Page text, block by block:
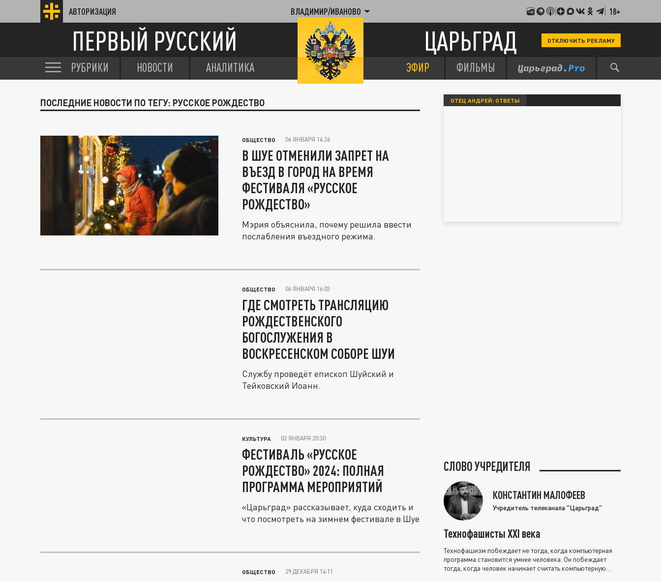
АВТОРИЗАЦИЯ ВЛАДИМИР/ИВАНОВО 18+
ПЕРВЫЙ РУССКИЙ ЦАРЬГРАД ОТКЛЮЧИТЬ РЕКЛАМУ
РУБРИКИ НОВОСТИ АНАЛИТИКА ЭФИР ФИЛЬМЫ
ПОСЛЕДНИЕ НОВОСТИ ПО ТЕГУ: РУССКОЕ РОЖДЕСТВО
ОБЩЕСТВО 06 ЯНВАРЯ 14:26
В ШУЕ ОТМЕНИЛИ ЗАПРЕТ НА
ВЪЕЗД В ГОРОД НА ВРЕМЯ
ФЕСТИВАЛЯ «РУССКОЕ
РОЖДЕСТВО»
Мэрия объяснила, почему решила ввести
послабления въездного режима.
ОБЩЕСТВО 06 ЯНВАРЯ 16:03
ГДЕ СМОТРЕТЬ ТРАНСЛЯЦИЮ
РОЖДЕСТВЕНСКОГО
БОГОСЛУЖЕНИЯ В
ВОСКРЕСЕНСКОМ СОБОРЕ ШУИ
Службу проведёт епископ Шуйский и
Тейковский Иоанн.
КУЛЬТУРА 02 ЯНВАРЯ 20:30
ФЕСТИВАЛЬ «РУССКОЕ
РОЖДЕСТВО» 2024: ПОЛНАЯ
ПРОГРАММА МЕРОПРИЯТИЙ
«Царьград» рассказывает, куда сходить и
что посмотреть на зимнем фестивале в Шуе
ОБЩЕСТВО 29 ДЕКАБРЯ 14:11
ОТЕЦ АНДРЕЙ: ОТВЕТЫ
СЛОВО УЧРЕДИТЕЛЯ
КОНСТАНТИН МАЛОФЕЕВ
Учредитель телеканала "Царьград"
Технофашисты XXI века
Технофашизм побеждает не тогда, когда компьютерная
программа становится умнее человека. Он побеждает
тогда, когда человек начинает считать компьютерную